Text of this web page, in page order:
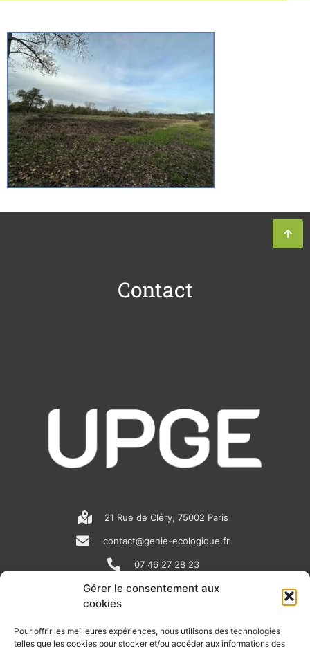
Gérer le consentement aux
cookies
Pour offrir les meilleures expériences, nous utilisons des technologies
telles que les cookies pour stocker et/ou accéder aux informations des
Contact
21 Rue de Cléry, 75002 Paris
contact@genie-ecologique.fr
07 46 27 28 23
N
e
i
o